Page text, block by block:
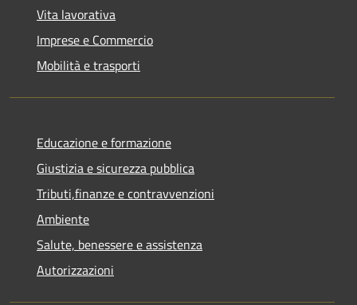
Vita lavorativa
Imprese e Commercio
Mobilità e trasporti
Educazione e formazione
Giustizia e sicurezza pubblica
Tributi,finanze e contravvenzioni
Ambiente
Salute, benessere e assistenza
Autorizzazioni